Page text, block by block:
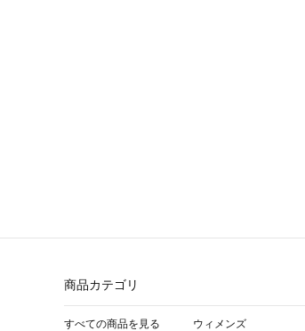
商品カテゴリ
すべての商品を見る
ウィメンズ